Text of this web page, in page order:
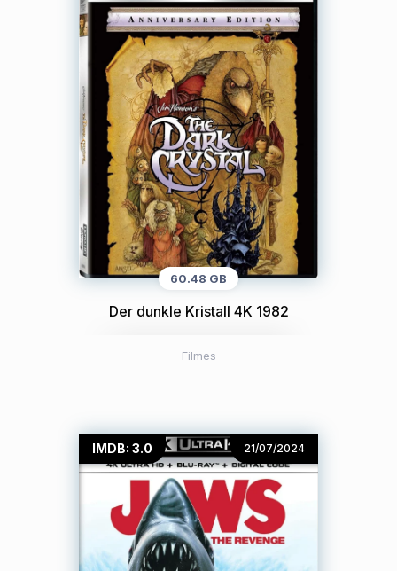
60.48 GB
Der dunkle Kristall 4K 1982
Filmes
IMDB: 3.0 21/07/2024